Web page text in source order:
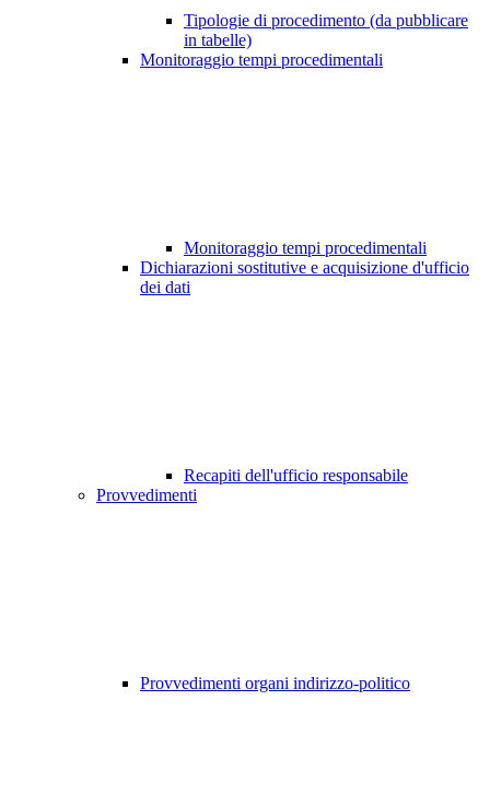
Tipologie di procedimento (da pubblicare
in tabelle)
Monitoraggio tempi procedimentali
Monitoraggio tempi procedimentali
Dichiarazioni sostitutive e acquisizione d'ufficio
dei dati
Recapiti dell'ufficio responsabile
Provvedimenti
Provvedimenti organi indirizzo-politico